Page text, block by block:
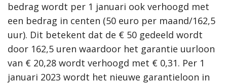
bedrag wordt per 1 januari ook verhoogd met
een bedrag in centen (50 euro per maand/162,5
uur). Dit betekent dat de € 50 gedeeld wordt
door 162,5 uren waardoor het garantie uurloon
van € 20,28 wordt verhoogd met € 0,31. Per 1
januari 2023 wordt het nieuwe garantieloon in